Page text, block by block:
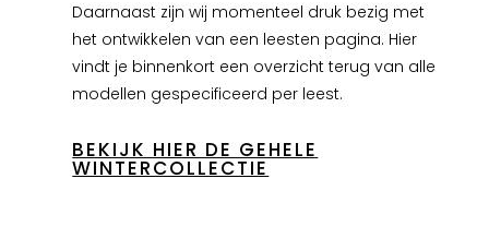
Daarnaast zijn wij momenteel druk bezig met
het ontwikkelen van een leesten pagina. Hier
vindt je binnenkort een overzicht terug van alle
modellen gespecificeerd per leest.
BEKIJK HIER DE GEHELE
WINTERCOLLECTIE